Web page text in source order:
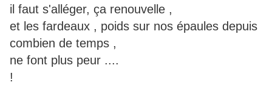
il faut s'alléger, ça renouvelle ,
et les fardeaux , poids sur nos épaules depuis
combien de temps ,
ne font plus peur ....
!